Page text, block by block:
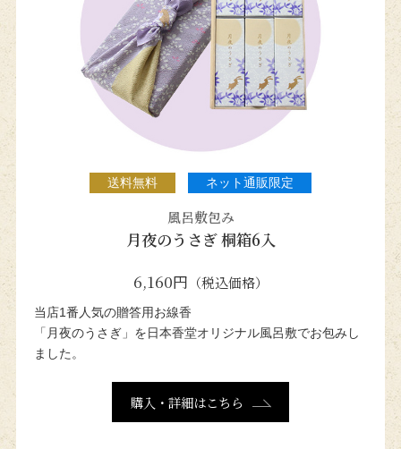
送料無料 ネット通販限定
風呂敷包み
月夜のうさぎ 桐箱6入
6,160円 （税込価格）
当店1番人気の贈答用お線香
「月夜のうさぎ」を日本香堂オリジナル風呂敷でお包みし
ました。
購入・詳細はこちら